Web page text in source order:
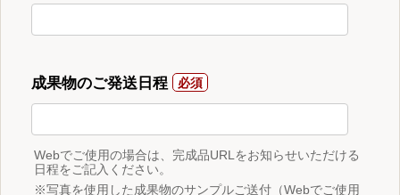
成果物のご発送日程
Webでご使用の場合は、完成品URLをお知らせいただける
日程をご記入ください。
※写真を使用した成果物のサンプルご送付（Webでご使用